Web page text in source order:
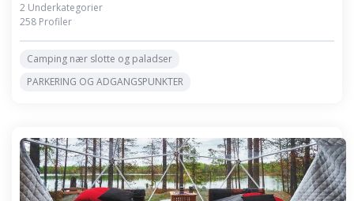
2 Underkategorier
258 Profiler
Camping nær slotte og paladser
PARKERING OG ADGANGSPUNKTER